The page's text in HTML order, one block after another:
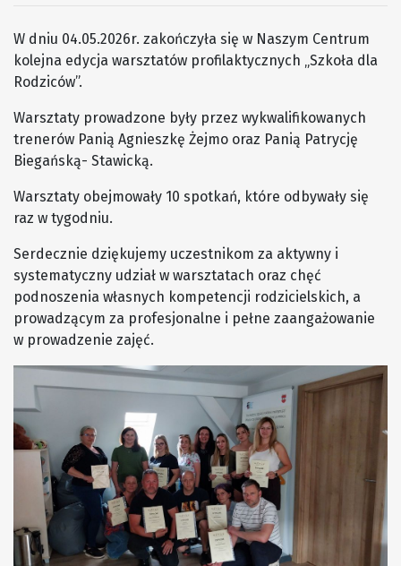
W dniu 04.05.2026r. zakończyła się w Naszym Centrum
kolejna edycja warsztatów profilaktycznych „Szkoła dla
Rodziców”.
Warsztaty prowadzone były przez wykwalifikowanych
trenerów Panią Agnieszkę Żejmo oraz Panią Patrycję
Biegańską- Stawicką.
Warsztaty obejmowały 10 spotkań, które odbywały się
raz w tygodniu.
Serdecznie dziękujemy uczestnikom za aktywny i
systematyczny udział w warsztatach oraz chęć
podnoszenia własnych kompetencji rodzicielskich, a
prowadzącym za profesjonalne i pełne zaangażowanie
w prowadzenie zajęć.